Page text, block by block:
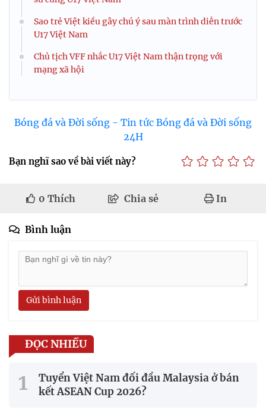
Sao trẻ Việt kiều gây chú ý sau màn trình diễn trước
U17 Việt Nam
Chủ tịch VFF nhắc U17 Việt Nam thận trọng với
mạng xã hội
Bóng đá và Đời sống - Tin tức Bóng đá và Đời sống
24H
Bạn nghĩ sao về bài viết này?
0 Thích Chia sẻ In
Bình luận
Gửi bình luận
ĐỌC NHIỀU
Tuyển Việt Nam đối đầu Malaysia ở bán
kết ASEAN Cup 2026?